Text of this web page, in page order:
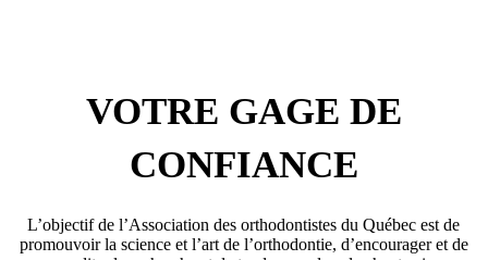
VOTRE GAGE DE
CONFIANCE
L’objectif de l’Association des orthodontistes du Québec est de
promouvoir la science et l’art de l’orthodontie, d’encourager et de